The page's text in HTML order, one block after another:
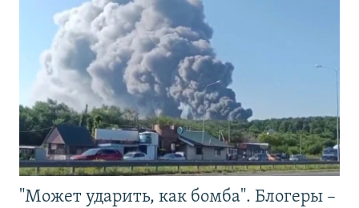
"Может ударить, как бомба". Блогеры –